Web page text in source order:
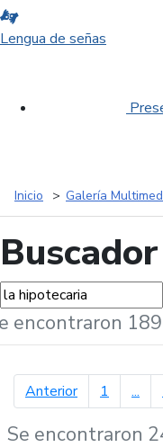
Lengua de señas
Inicio Galería
encontraron
Anteriorpágina
1 ...
Se encontraron